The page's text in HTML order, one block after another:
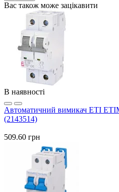
Вас також може зацікавити
В наявності
Автоматичний вимикач ETI
(2143514)
509.60 грн